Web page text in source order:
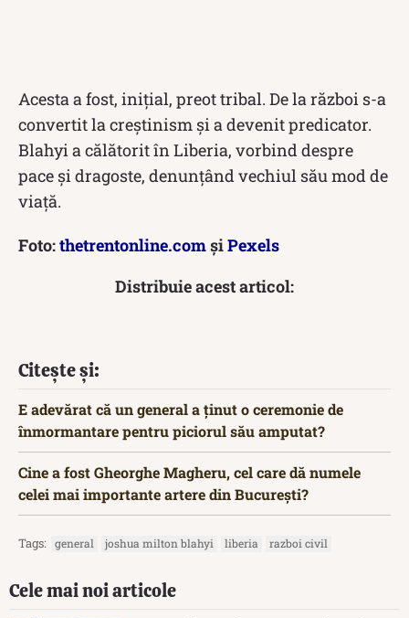
Acesta a fost, inițial, preot tribal. De la război s-a
convertit la creștinism și a devenit predicator.
Blahyi a călătorit în Liberia, vorbind despre
pace și dragoste, denunțând vechiul său mod de
viață.
Foto:thetrentonline.comșiPexels
Distribuie acest articol:
Citește și:
E adevărat că un general a ținut o ceremonie de
înmormantare pentru piciorul său amputat?
Cine a fost Gheorghe Magheru, cel care dă numele
celei mai importante artere din București?
Tags: general joshua milton blahyi liberia razboi civil
Cele mai noi articole